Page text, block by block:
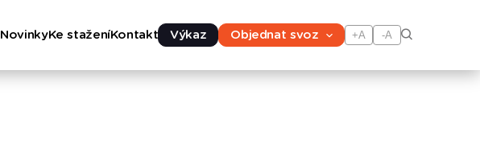
NovinkyKe staženíKontakt Výkaz Objednat svoz +A -A